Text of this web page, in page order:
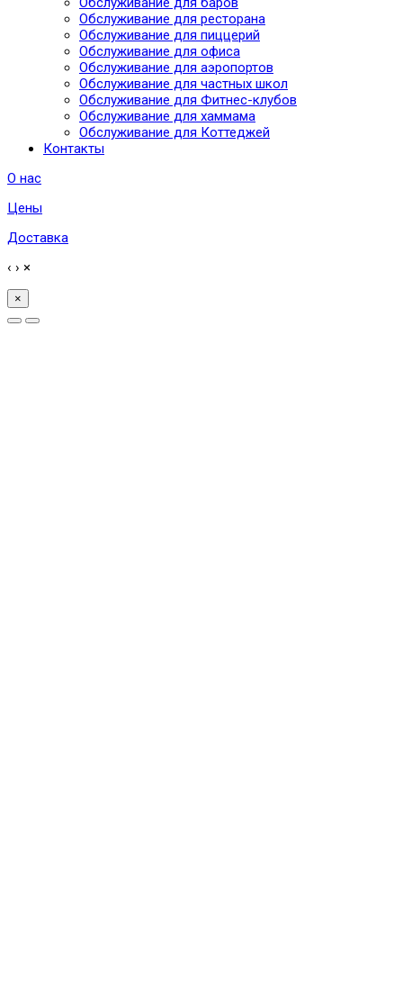
Обслуживание для ресторана
Обслуживание для пиццерий
Обслуживание для офиса
Обслуживание для аэропортов
Обслуживание для частных школ
Обслуживание для Фитнес-клубов
Обслуживание для хаммама
Обслуживание для Коттеджей
Контакты
О нас
Цены
Доставка
‹ › ×
×